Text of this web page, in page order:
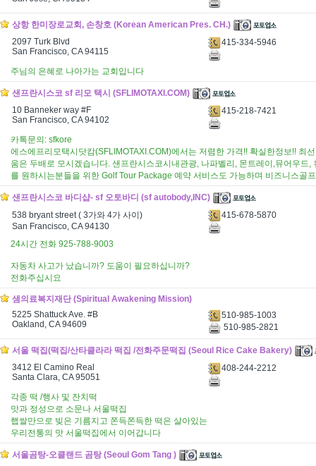
상항 한미장로교회, 손창호 (Korean American Pres. CH.)
2097 Turk Blvd
San Francisco, CA 94115
415-334-5946
주님의 은혜로 나아가는 교회입니다
샌프란시스코 sf 리모 택시 (SFLIMOTAXI.COM)
10 Banneker way #F
San Francisco, CA 94102
415-218-7421
카톡문의: sfkore
에스에프리모택시닷캄(SFLIMOTAXI.COM)에서는 저렴한 가격!! 확실한정보!! 최
움은 두배로 모시겠습니다. 샌프란시스코시내관광, 나파벨리, 몬트레이,뮤어우드
를 원하시는분들을 위한 Golf Tour Package 예약 서비스도 가능하며 비즈니스골
샌프란시스코 바디샵- sf 오토바디 (sf autobody,INC)
538 bryant street ( 3가와 4가 사이)
San Francisco, CA 94130
415-678-5870
24시간 전화 925-788-9003
자동차 사고가 났습니까? 도움이 필요하십니까?
전화주십시요
샘의료복지재단 (Spiritual Awakening Mission)
5225 Shattuck Ave. #B
Oakland, CA 94609
510-985-1003
510-985-2821
서울 떡집(떡집/산타클라라 떡집 /전화주문떡집 (Seoul Rice Cake Bakery)
3412 El Camino Real
Santa Clara, CA 95051
408-244-2212
각종 떡 /행사 및 잔치떡
맛과 정성으로 소문나 서울떡집
햅쌀만으로 빚은 기름지고 쫀득쫀득한 떡은 살아있는
우리전통의 맛 서울떡집에서 이어갑니다
서울곰탕-오클랜드 곰탕 (Seoul Gom Tang )